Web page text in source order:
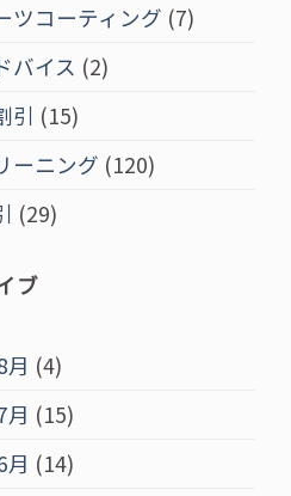
ツコーティング (7)
バイス (2)
引 (15)
ーニング (120)
(29)
ブ
月 (4)
月 (15)
月 (14)